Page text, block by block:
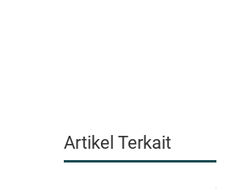
Artikel Terkait